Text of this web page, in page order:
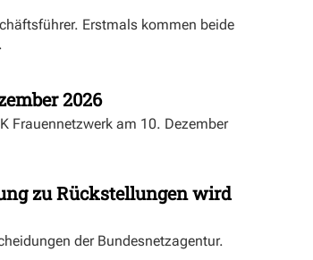
Erstmals kommen beide
2026
Frauennetzwerk am 10. Dezember
zu Rückstellungen wird
der Bundesnetzagentur.